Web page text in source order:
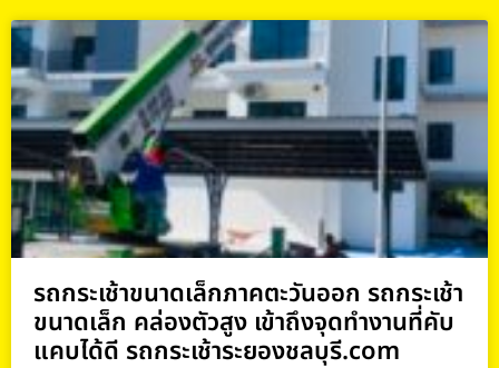
รถกระเช้าขนาดเล็กภาคตะวันออก รถกระเช้า
ขนาดเล็ก คล่องตัวสูง เข้าถึงจุดทำงานที่คับ
แคบได้ดี รถกระเช้าระยองชลบุรี.com